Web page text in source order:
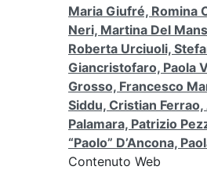
Maria Giufré, Romina
Neri, Martina Del
Roberta Urciuoli,
Giancristofaro, Paola
Grosso, Francesco
Siddu, Cristian
Palamara, Patrizio
“Paolo” D’Ancona,
Contenuto Web